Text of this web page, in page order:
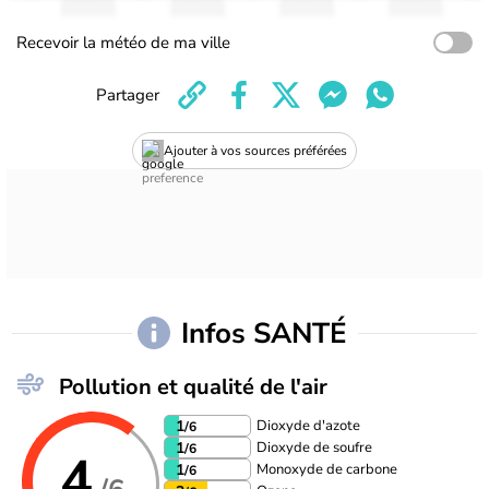
Recevoir la météo de ma ville
Ajouter à vos sources préférées
Partager
Infos SANTÉ
Pollution et qualité de l'air
1/6 Dioxyde d'azote
1/6 Dioxyde de soufre
1/6 Monoxyde de carbone